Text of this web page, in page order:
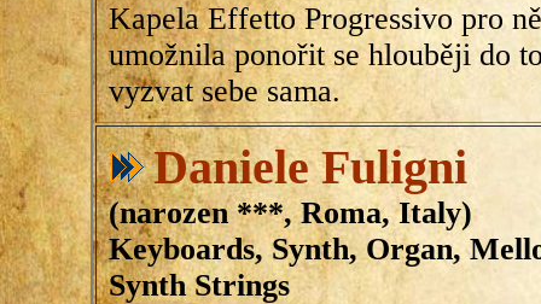
Kapela Effetto Progressivo pro
umožnila ponořit se hlouběji do
vyzvat sebe sama.
Daniele Fuligni
(narozen ***, Roma, Italy)
Keyboards, Synth, Organ,
Synth Strings